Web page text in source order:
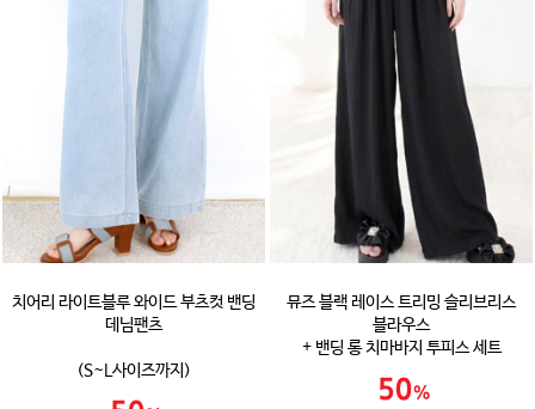
치어리 라이트블루 와이드 부츠컷 밴딩
데님팬츠
(S~L사이즈까지)
뮤즈 블랙 레이스 트리밍 슬리브리스
블라우스
+ 밴딩 롱 치마바지 투피스 세트